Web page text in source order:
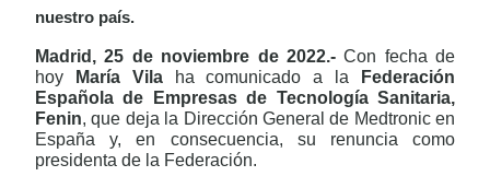
nuestro país.
Madrid, 25 de noviembre de 2022.-Con fecha de
hoy
María Vilaha comunicado a la
Federación
Española de Empresas de Tecnología Sanitaria,
Fenin, que deja la Dirección General de Medtronic en
España y, en consecuencia, su renuncia como
presidenta de la Federación.